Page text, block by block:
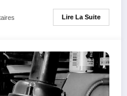
Lire La Suite